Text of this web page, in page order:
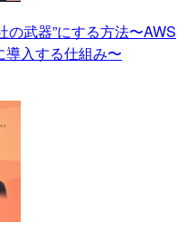
の武器”にする方法〜AWS
入する仕組み〜